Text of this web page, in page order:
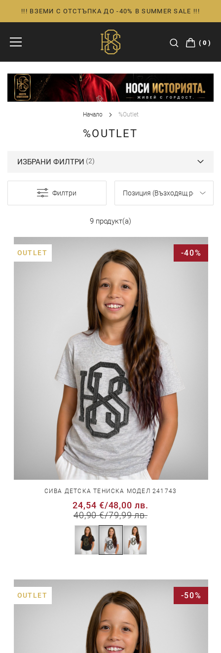
Прескачане
към
съдържанието
!!! ВЗЕМИ С ОТСТЪПКА ДО -40% В SUMMER SALE !!!
0
Начало %Outlet
%OUTLET
Филтри
ИЗБРАНИ ФИЛТРИ
9 продукт(а)
OUTLET -40%
СИВА ДЕТСКА ТЕНИСКА МОДЕЛ 241743
24,54 €/48,00 лв.
40,90 €/79,99 лв.
OUTLET -50%